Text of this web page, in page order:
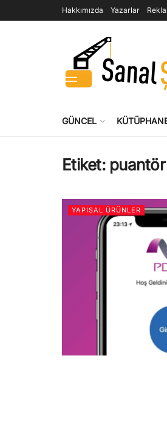
Hakkımızda Yazarlar
GÜNCEL
Etiket: puantör
YAPISAL ÜRÜNLER